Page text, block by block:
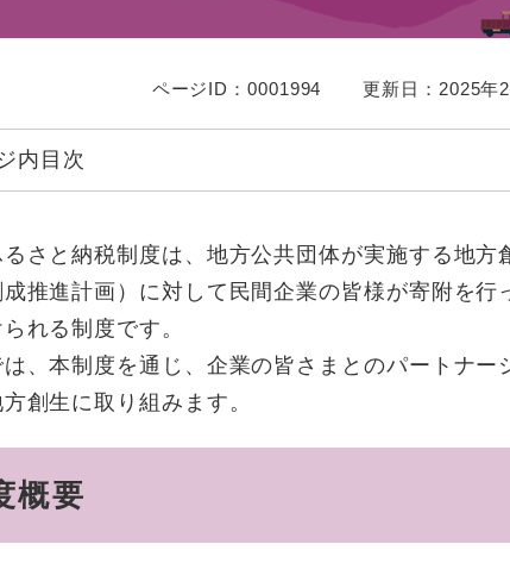
ページID：0001994 更新日：2025年
内目次
さと納税制度は、地方公共団体が実施する地方
成推進計画）に対して民間企業の皆様が寄附を行
れる制度です。
、本制度を通じ、企業の皆さまとのパートナー
創生に取り組みます。
概要